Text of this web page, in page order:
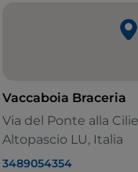
Vaccaboia Braceria
Via del Ponte alla
Altopascio LU, Italia
3489054354